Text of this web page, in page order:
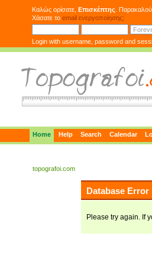
Καλώς ορίσατε, Επισκέπτης .
Χάσατε το email ενεργοποίησης;
Login with username, password and
Home Help Search Calendar
topografoi.com
Database Error
Please try again. If